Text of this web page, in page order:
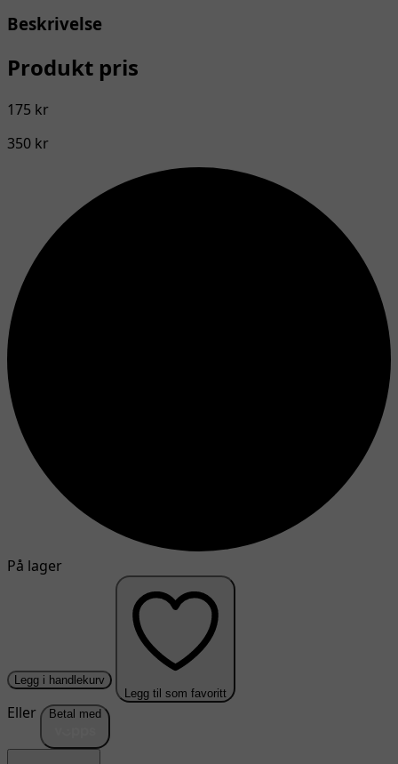
Beskrivelse
Produkt pris
175 kr
350 kr
På lager
Legg i handlekurv
Legg til som favoritt
Eller Betal med